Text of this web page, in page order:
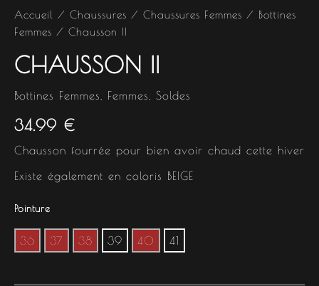
Accueil / Chaussures / Chaussures Femmes / Bottines
Femmes / Chausson II
CHAUSSON II
Bottines Femmes Femmes Soldes
34.99 €
Chausson fourrée pour bien avoir chaud cette hiver
Existe également en coloris BEIGE
Pointure
36 37 38 39 40 41